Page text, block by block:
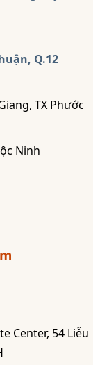
Q.12
TX Phước
Ninh
Center, 54 Liễu